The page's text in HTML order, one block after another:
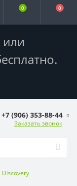
или
.
0 0
+7 (906) 353-88-44
Заказать звонок
Discovery